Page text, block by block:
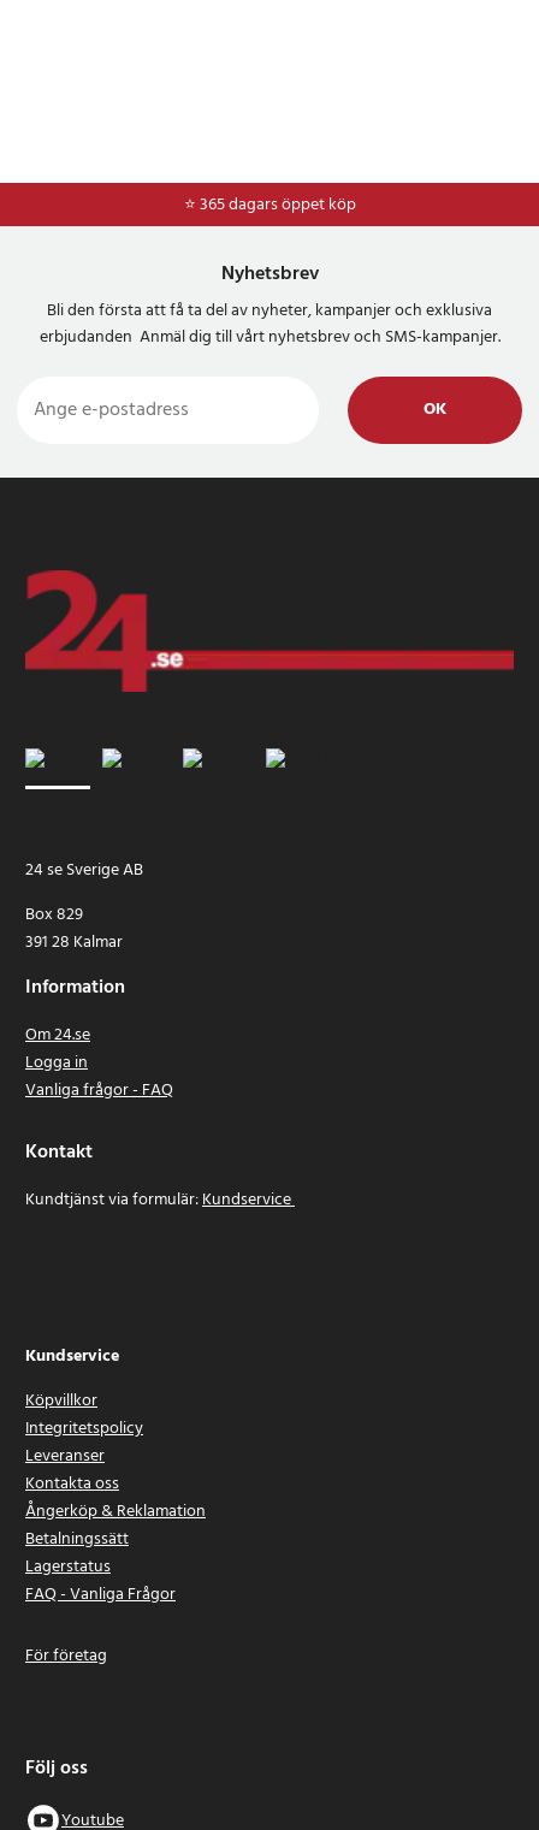
⭐ 365 dagars öppet köp
Nyhetsbrev
Bli den första att få ta del av nyheter, kampanjer och exklusiva
erbjudanden Anmäl dig till vårt nyhetsbrev och SMS-kampanjer.
OK
24 se Sverige AB
Box 829
391 28 Kalmar
Information
Om 24.se
Logga in
Vanliga frågor - FAQ
Kontakt
Kundtjänst via formulär:Kundservice
Kundservice
Köpvillkor
Integritetspolicy
Leveranser
Kontakta oss
Ångerköp & Reklamation
Betalningssätt
Lagerstatus
FAQ - Vanliga Frågor
För företag
Följ oss
Youtube